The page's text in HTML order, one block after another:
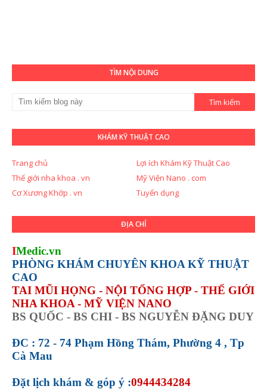
TÌM NỘI DUNG
KHÁM KỸ THUẬT CAO
Trang chủ
Lợi ích Khám Kỹ Thuật Cao
Thế giới nha khoa . vn
Mỹ Viện Nano . com
Cơ Xương Khớp . vn
Tuyển dụng
ĐỊA CHỈ
IMedic.vn
PHÒNG KHÁM CHUYÊN KHOA KỸ THUẬT
CAO
TAI MŨI HỌNG - NỘI TỔNG HỢP - THẾ GIỚI
NHA KHOA - MỸ VIỆN NANO
BS QUỐC - BS CHI - BS NGUYỄN ĐẶNG DUY
ĐC : 72 - 74 Phạm Hồng Thám, Phường 4 , Tp
Cà Mau
Đặt lịch khám & góp ý :0944434284